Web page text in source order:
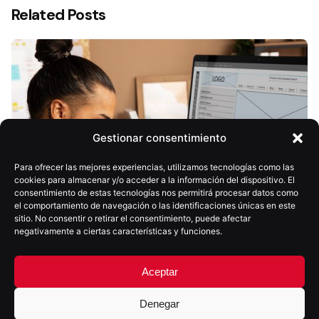
Gestionar consentimiento
Para ofrecer las mejores experiencias, utilizamos tecnologías como las
cookies para almacenar y/o acceder a la información del dispositivo. El
consentimiento de estas tecnologías nos permitirá procesar datos como
el comportamiento de navegación o las identificaciones únicas en este
sitio. No consentir o retirar el consentimiento, puede afectar
negativamente a ciertas características y funciones.
Aceptar
Denegar
Related Posts